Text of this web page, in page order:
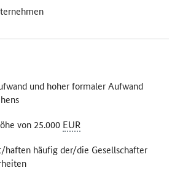
und hoher formaler Aufwand
von 25.000 EUR
häufig der/die Gesellschafter